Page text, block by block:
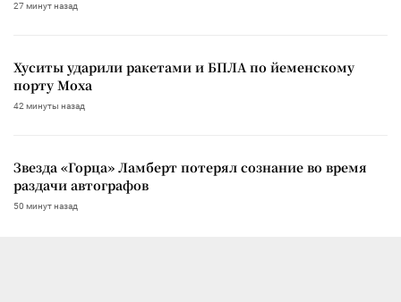
27 минут назад
Хуситы ударили ракетами и БПЛА по йеменскому
порту Моха
42 минуты назад
Звезда «Горца» Ламберт потерял сознание во время
раздачи автографов
50 минут назад